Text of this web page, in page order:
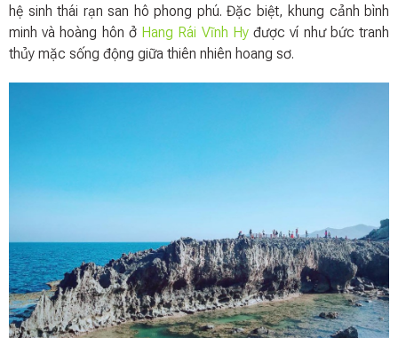
hệ sinh thái rạn san hô phong phú. Đặc biệt, khung cảnh bình
minh và hoàng hôn ở Hang Rái Vĩnh Hyđược ví như bức tranh
thủy mặc sống động giữa thiên nhiên hoang sơ.